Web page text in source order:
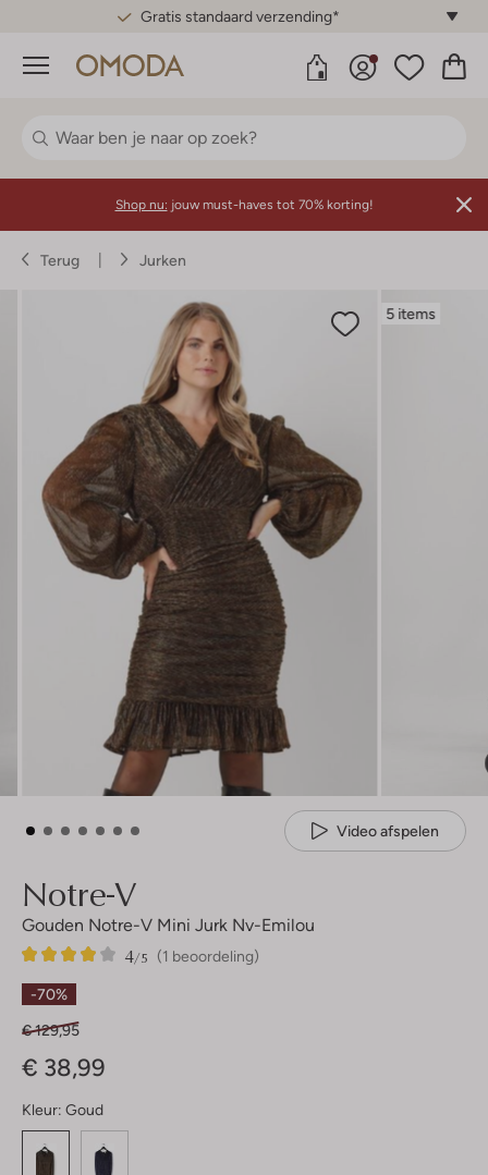
Gratis standaard verzending*
Menu
Shop nu: jouw must-haves tot 70% korting!
Terug Jurken
5 items
Video afspelen
Notre-V
Gouden Notre-V Mini Jurk Nv-Emilou
(1 beoordeling)
4/5
1
4
Sterren
-70%
€ 129,95
€ 38,99
Kleur: Goud